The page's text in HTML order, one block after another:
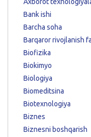
Bank ishi
Barcha soha
Barqaror rivojlanish
Biofizika
Biokimyo
Biologiya
Biomeditsina
Biotexnologiya
Biznes
Biznesni boshqarish